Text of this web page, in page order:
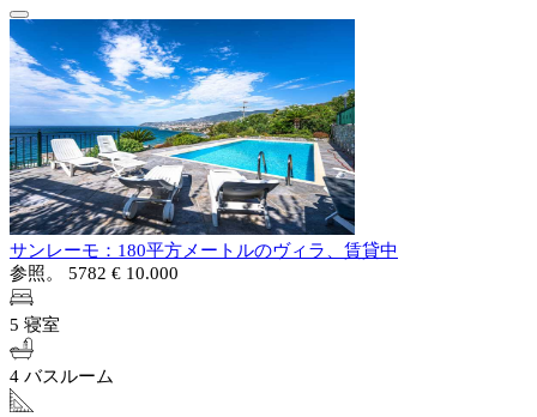
サンレーモ：180平方メートルのヴィラ、賃貸中
参照。 5782 € 10.000
5 寝室
4 バスルーム